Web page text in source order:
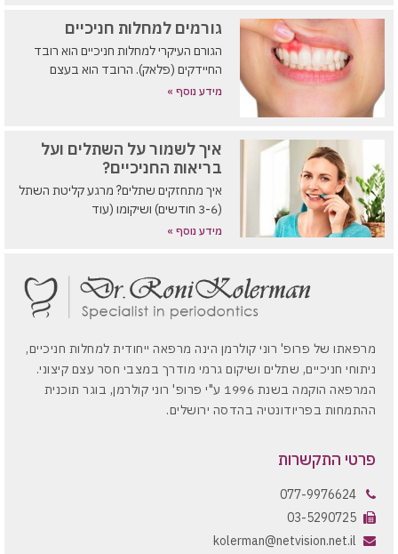
גורמים למחלות חניכיים
הגורם העיקרי למחלות חניכיים הוא רובד
החיידקים (פלאק). הרובד הוא בעצם
מידע נוסף »
איך לשמור על השתלים ועל
בריאות החניכיים?
איך מתחזקים שתלים? מרגע קליטת השתל
(3-6 חודשים) ושיקומו (עוד
מידע נוסף »
פרטי התקשרות
077-9976624
03-5290725
kolerman@netvision.net.il
מרפאתו של פרופ' רוני קולרמן הינה מרפאה ייחודית למחלות חניכיים,
ניתוחי חניכיים, שתלים ושיקום גרמי מודרך במצבי חסר עצם קיצוני.
המרפאה הוקמה בשנת 1996 ע"י פרופ' רוני קולרמן, בוגר תוכנית
ההתמחות בפריודונטיה בהדסה ירושלים.